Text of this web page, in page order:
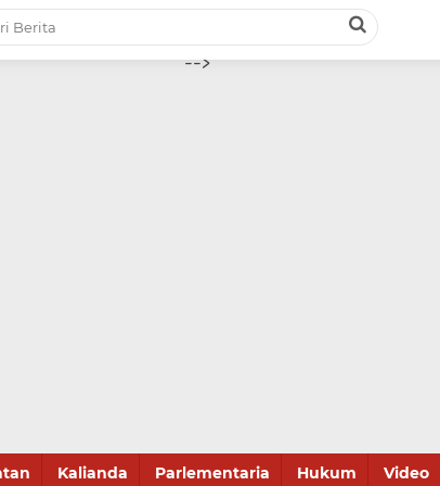
-->
Kalianda Parlementaria Hukum Video